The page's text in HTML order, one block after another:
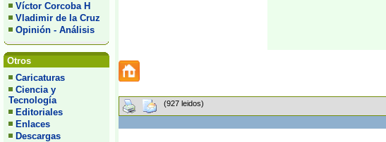
Víctor Corcoba H
Vladimir de la Cruz
Opinión - Análisis
Otros
Caricaturas
Ciencia y
Tecnología
Editoriales
Enlaces
Descargas
(927 leidos)